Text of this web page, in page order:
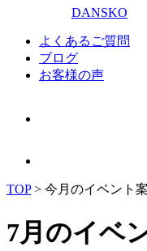
DANSKO
よくあるご質問
ブログ
お客様の声
TOP> 今月のイベント
7月のイベ